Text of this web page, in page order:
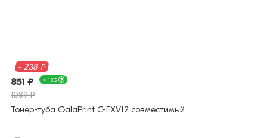
- 238 ₽
851 ₽ + 13Б
1089 ₽
Тонер-туба GalaPrint C-EXV12 совместимый